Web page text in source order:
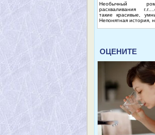
Необычный
расхваливания
такие красивые,
Непонятная история,
ОЦЕНИТЕ